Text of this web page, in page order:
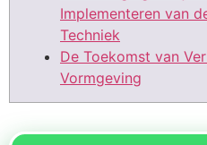
Implementeren van
Techniek
De Toekomst van
Vormgeving